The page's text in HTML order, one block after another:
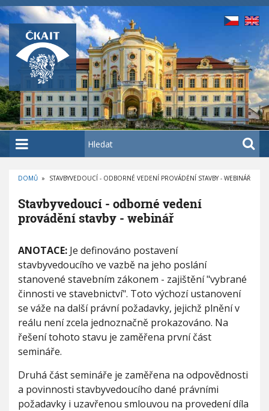
P
ř
e
j
t
k
h
l
d
t
O
B
E
Č
V
Á
N
A
V
I
G
A
C
E
DOMŮ » STAVBYVEDOUCÍ - ODBORNÉ VEDENÍ PROVÁDĚNÍ STAVBY - WEBINÁŘ
Stavbyvedoucí - odborné vedení
provádění stavby - webinář
ANOTACE: Je definováno postavení
stavbyvedoucího ve vazbě na jeho poslání
stanovené stavebním zákonem - zajištění "vybrané
činnosti ve stavebnictví". Toto výchozí ustanovení
se váže na další právní požadavky, jejichž plnění v
reálu není zcela jednoznačně prokazováno. Na
řešení tohoto stavu je zaměřena první část
semináře.
Druhá část semináře je zaměřena na odpovědnosti
a povinnosti stavbyvedoucího dané právními
požadavky i uzavřenou smlouvou na provedení díla